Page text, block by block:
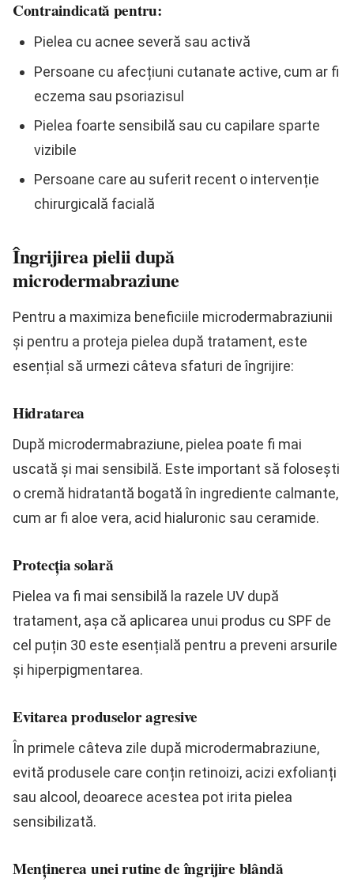
Contraindicată pentru:
Pielea cu acnee severă sau activă
Persoane cu afecțiuni cutanate active, cum ar fi
eczema sau psoriazisul
Pielea foarte sensibilă sau cu capilare sparte
vizibile
Persoane care au suferit recent o intervenție
chirurgicală facială
Îngrijirea pielii după
microdermabraziune
Pentru a maximiza beneficiile microdermabraziunii
și pentru a proteja pielea după tratament, este
esențial să urmezi câteva sfaturi de îngrijire:
Hidratarea
După microdermabraziune, pielea poate fi mai
uscată și mai sensibilă. Este important să folosești
o cremă hidratantă bogată în ingrediente calmante,
cum ar fi aloe vera, acid hialuronic sau ceramide.
Protecția solară
Pielea va fi mai sensibilă la razele UV după
tratament, așa că aplicarea unui produs cu SPF de
cel puțin 30 este esențială pentru a preveni arsurile
și hiperpigmentarea.
Evitarea produselor agresive
În primele câteva zile după microdermabraziune,
evită produsele care conțin retinoizi, acizi exfolianți
sau alcool, deoarece acestea pot irita pielea
sensibilizată.
Menținerea unei rutine de îngrijire blândă